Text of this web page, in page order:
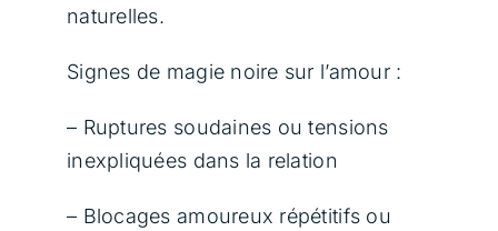
naturelles.
Signes de magie noire sur l’amour :
– Ruptures soudaines ou tensions
inexpliquées dans la relation
– Blocages amoureux répétitifs ou